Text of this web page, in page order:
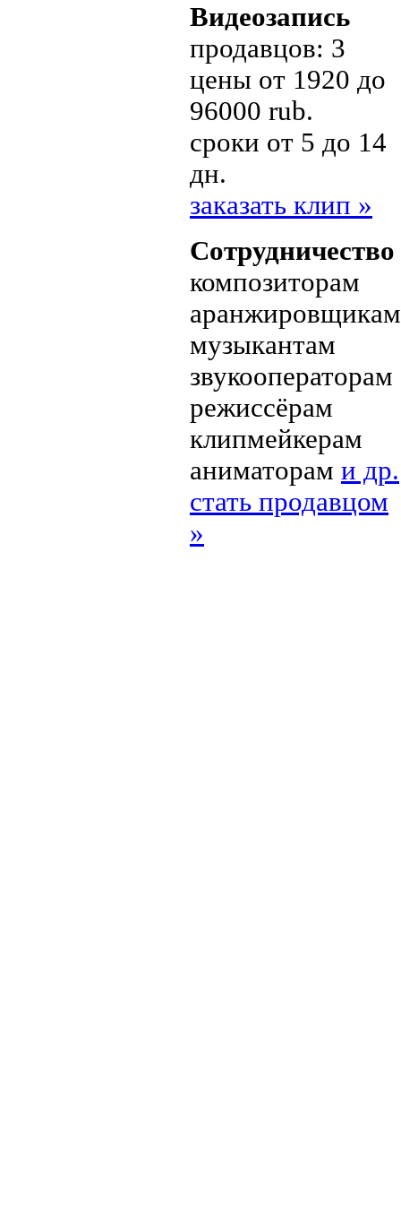
Видеозапись
продавцов: 3
цены от 1920 до
96000 rub.
сроки от 5 до 14
дн.
заказать клип »
Сотрудничество
композиторам
аранжировщикам
музыкантам
звукооператорам
режиссёрам
клипмейкерам
аниматорам и др.
стать продавцом
»